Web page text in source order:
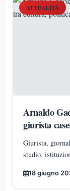
ATTUALITÀ
Arnaldo
giurista
impegno
Giurista,
studio,
18 giugno